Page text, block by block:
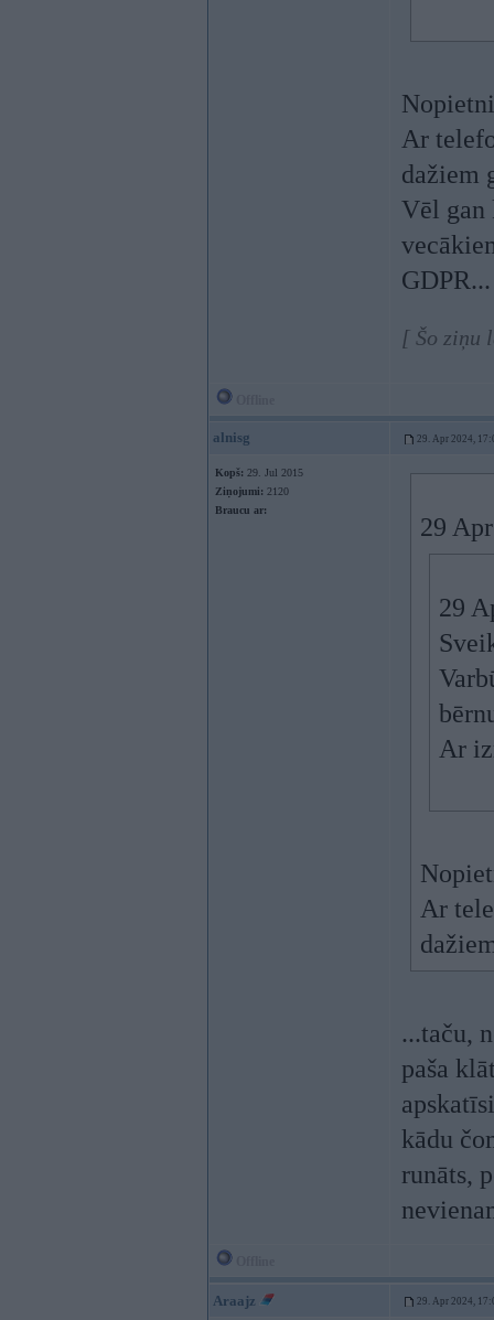
Ar
dažiem
Vēl gan
GDPR...
[ Šo ziņu
alnisg 29. Apr 2024,
Kopš: 29. Jul 2015
Ziņojumi: 2120
Braucu ar:
29
29
Ar
Ar
...taču,
paša
kādu
runāts,
Araajz 29. Apr 2024,